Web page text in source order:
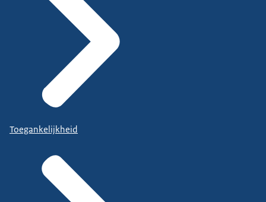
Toegankelijkheid